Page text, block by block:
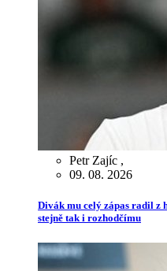
Petr Zajíc ,
09. 08. 2026
Divák mu celý zápas radil z
stejně tak i rozhodčímu